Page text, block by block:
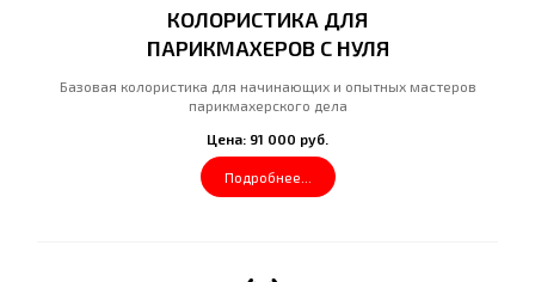
КОЛОРИСТИКА ДЛЯ
ПАРИКМАХЕРОВ С НУЛЯ
Базовая колористика для начинающих и опытных мастеров
парикмахерского дела
Цена: 91 000 руб.
Подробнее...